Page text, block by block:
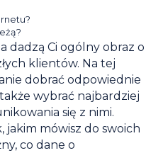
dadzą Ci ogólny obraz o
klientów. Na tej
dobrać odpowiednie
wybrać najbardziej
się z nimi.
jakim mówisz do swoich
co dane o